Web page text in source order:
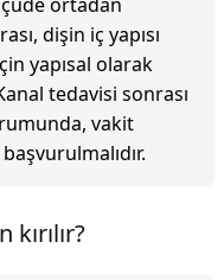
dişin iç yapısı
yapısal olarak
tedavisi sonrası
vakit